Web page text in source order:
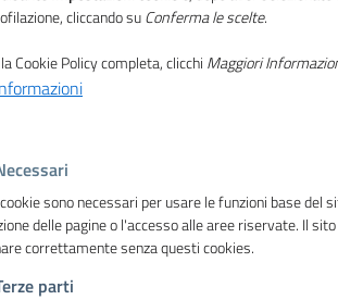
Pichetto
di Unioncamere
cliccando suConferma le scelte.
Cookie Policy completa, clicchi Maggiori
sono necessari per usare le funzioni base del
delle pagine o l'accesso alle aree riservate. Il
correttamente senza questi cookies.
parti